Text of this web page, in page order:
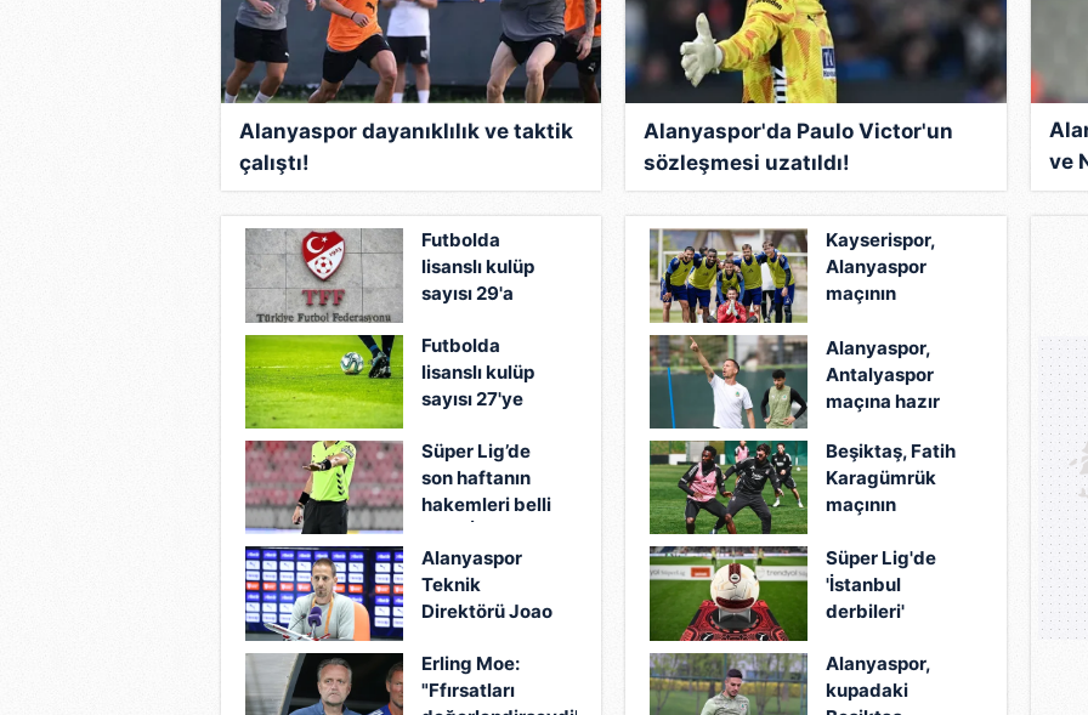
Alanyaspor dayanıklılık ve taktik
çalıştı!
Alanyaspor'da Paulo Victor'un
sözleşmesi uzatıldı!
ve
Futbolda
lisanslı kulüp
sayısı 29'a
Futbolda
lisanslı kulüp
sayısı 27'ye
Süper Lig’de
son haftanın
hakemleri belli
hakem görev
alacak...
Alanyaspor
Teknik
Direktörü Joao
hedefimize
ulaştık"
Erling Moe:
"Ffırsatları
Kayserispor,
Alanyaspor
maçının
Alanyaspor,
Antalyaspor
maçına hazır
Beşiktaş, Fatih
Karagümrük
maçının
başladı
Süper Lig'de
'İstanbul
derbileri'
Alanyaspor,
kupadaki